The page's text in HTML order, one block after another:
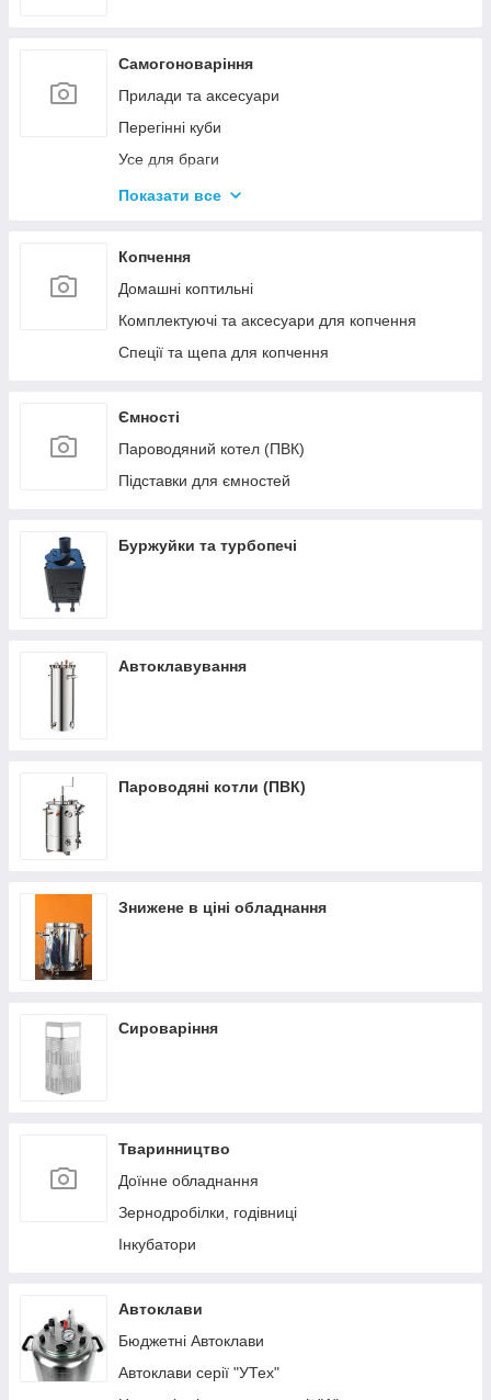
Самогоноваріння
Прилади та аксесуари
Перегінні куби
Усе для браги
Комплектуючі та запчастини
Колони без ємності
Показати все
Копчення
Домашні коптильні
Комплектуючі та аксесуари для копчення
Спеції та щепа для копчення
Ємності
Пароводяний котел (ПВК)
Підставки для ємностей
Буржуйки та турбопечі
Автоклавування
Пароводяні котли (ПВК)
Знижене в ціні обладнання
Сироваріння
Тваринництво
Доїнне обладнання
Зернодробілки, годівниці
Інкубатори
Автоклави
Бюджетні Автоклави
Автоклави серії "УТех"